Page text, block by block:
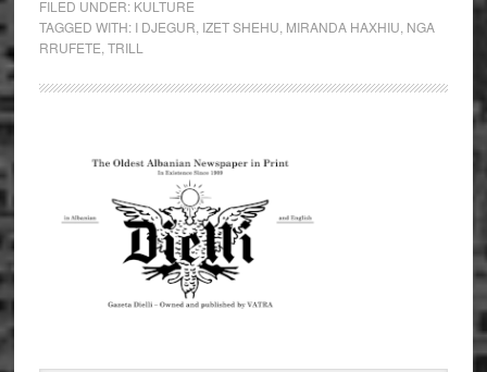
FILED UNDER: KULTURE
TAGGED WITH: I DJEGUR IZET SHEHU MIRANDA HAXHIU NGA
RRUFETE TRILL